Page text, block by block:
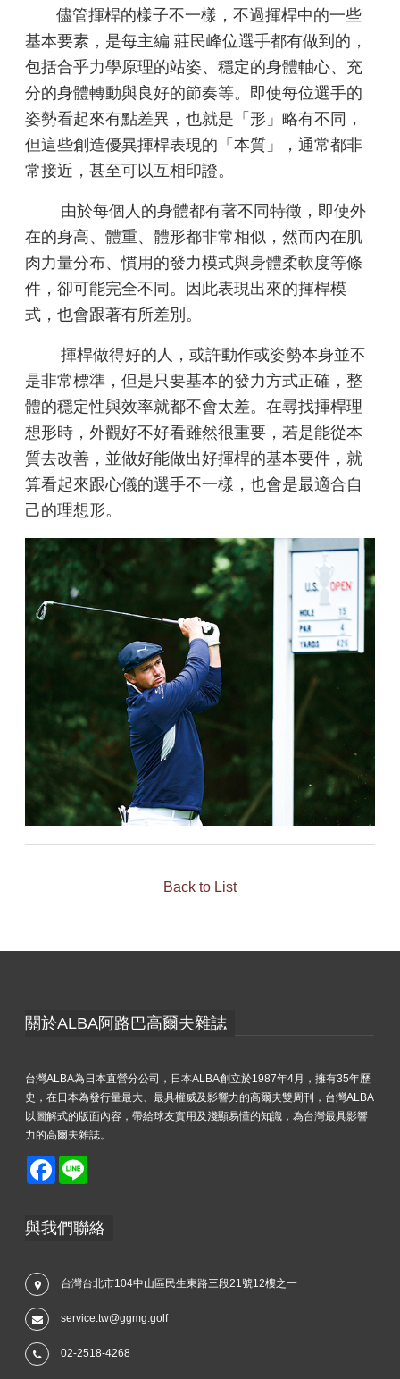
儘管揮桿的樣子不一樣，不過揮桿中的一些
基本要素，是每主編 莊民峰位選手都有做到的，
包括合乎力學原理的站姿、穩定的身體軸心、充
分的身體轉動與良好的節奏等。即使每位選手的
姿勢看起來有點差異，也就是 「 形 」略有不同，
但這些創造優異揮桿表現的「本質」，通常都非
常接近，甚至可以互相印證。
由於每個人的身體都有著不同特徵，即使外
在的身高、體重、體形都非常相似，然而內在肌
肉力量分布、慣用的發力模式與身體柔軟度等條
件，卻可能完全不同。因此表現出來的揮桿模
式，也會跟著有所差別。
揮桿做得好的人，或許動作或姿勢本身並不
是非常標準，但是只要基本的發力方式正確，整
體的穩定性與效率就都不會太差。在尋找揮桿理
想形時，外觀好不好看雖然很重要，若是能從本
質去改善，並做好能做出好揮桿的基本要件，就
算看起來跟心儀的選手不一樣，也會是最適合自
己的理想形。
Back to List
關於ALBA阿路巴高爾夫雜誌
台灣ALBA為日本直營分公司，日本ALBA創立於1987年4月，擁有35年歷
史，在日本為發行量最大、最具權威及影響力的高爾夫雙周刊，台灣ALBA
以圖解式的版面內容，帶給球友實用及淺顯易懂的知識，為台灣最具影響
力的高爾夫雜誌。
Facebook
與我們聯絡
台灣台北市104中山區民生東路三段21號12樓之一
service.tw@ggmg.golf
02-2518-4268